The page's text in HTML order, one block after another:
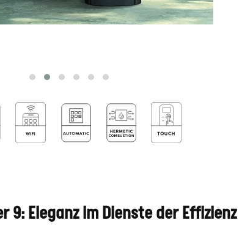
9: Eleganz im Dienste der Effizienz